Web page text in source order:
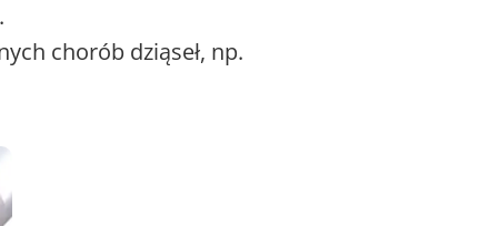
chorób dziąseł, np.